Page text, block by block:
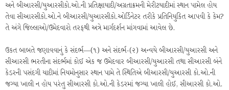
અને બીઆરસી/યુઆરસીકો.ઓ.ની પ્રતિક્ષાયાદી/અગ્રતાક્રમની મેરીટયાદીમાં સ્થાન પામેલ હોય
તેવા સીઆરસીકો.ઓ.ને બીઆરસી/યુઆરસીકો.ઓર્ડિનેટર તરીકે પ્રતિનિયુકિત આપવી કે કેમ?
તે અંગે જિલ્લાઓ/ઉમેદવારો તરફથી અત્રે માર્ગદર્શન માંગવામાં આવેલ છે.
ઉકત બાબતે જણાવવાનું કે સંદર્ભ—(૧) અને સંદર્ભ-(૨) અન્વયે બીઆરસી/યુઆરસી અને
સીઆરસી ભરતીના સંદર્ભમાં કોઈ એક જ ઉમેદવાર બીઆરસી/યુઆરસી તથા સીઆરસી બંને
કેડરની પસંદગી યાદીમાં નિયમોનુસાર સ્થાન પામે તે સ્થિતિએ બીઆરસી/યુઆરસી કો.ઓ.ની
જગ્યા ખાલી ન હોય પરંતુ સીઆરસી કો.ઓ.ની કેડરમાં જગ્યા ખાલી હોઈ, સીઆરસી કો.ઓ.